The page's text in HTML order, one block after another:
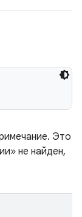
Это
не найден,